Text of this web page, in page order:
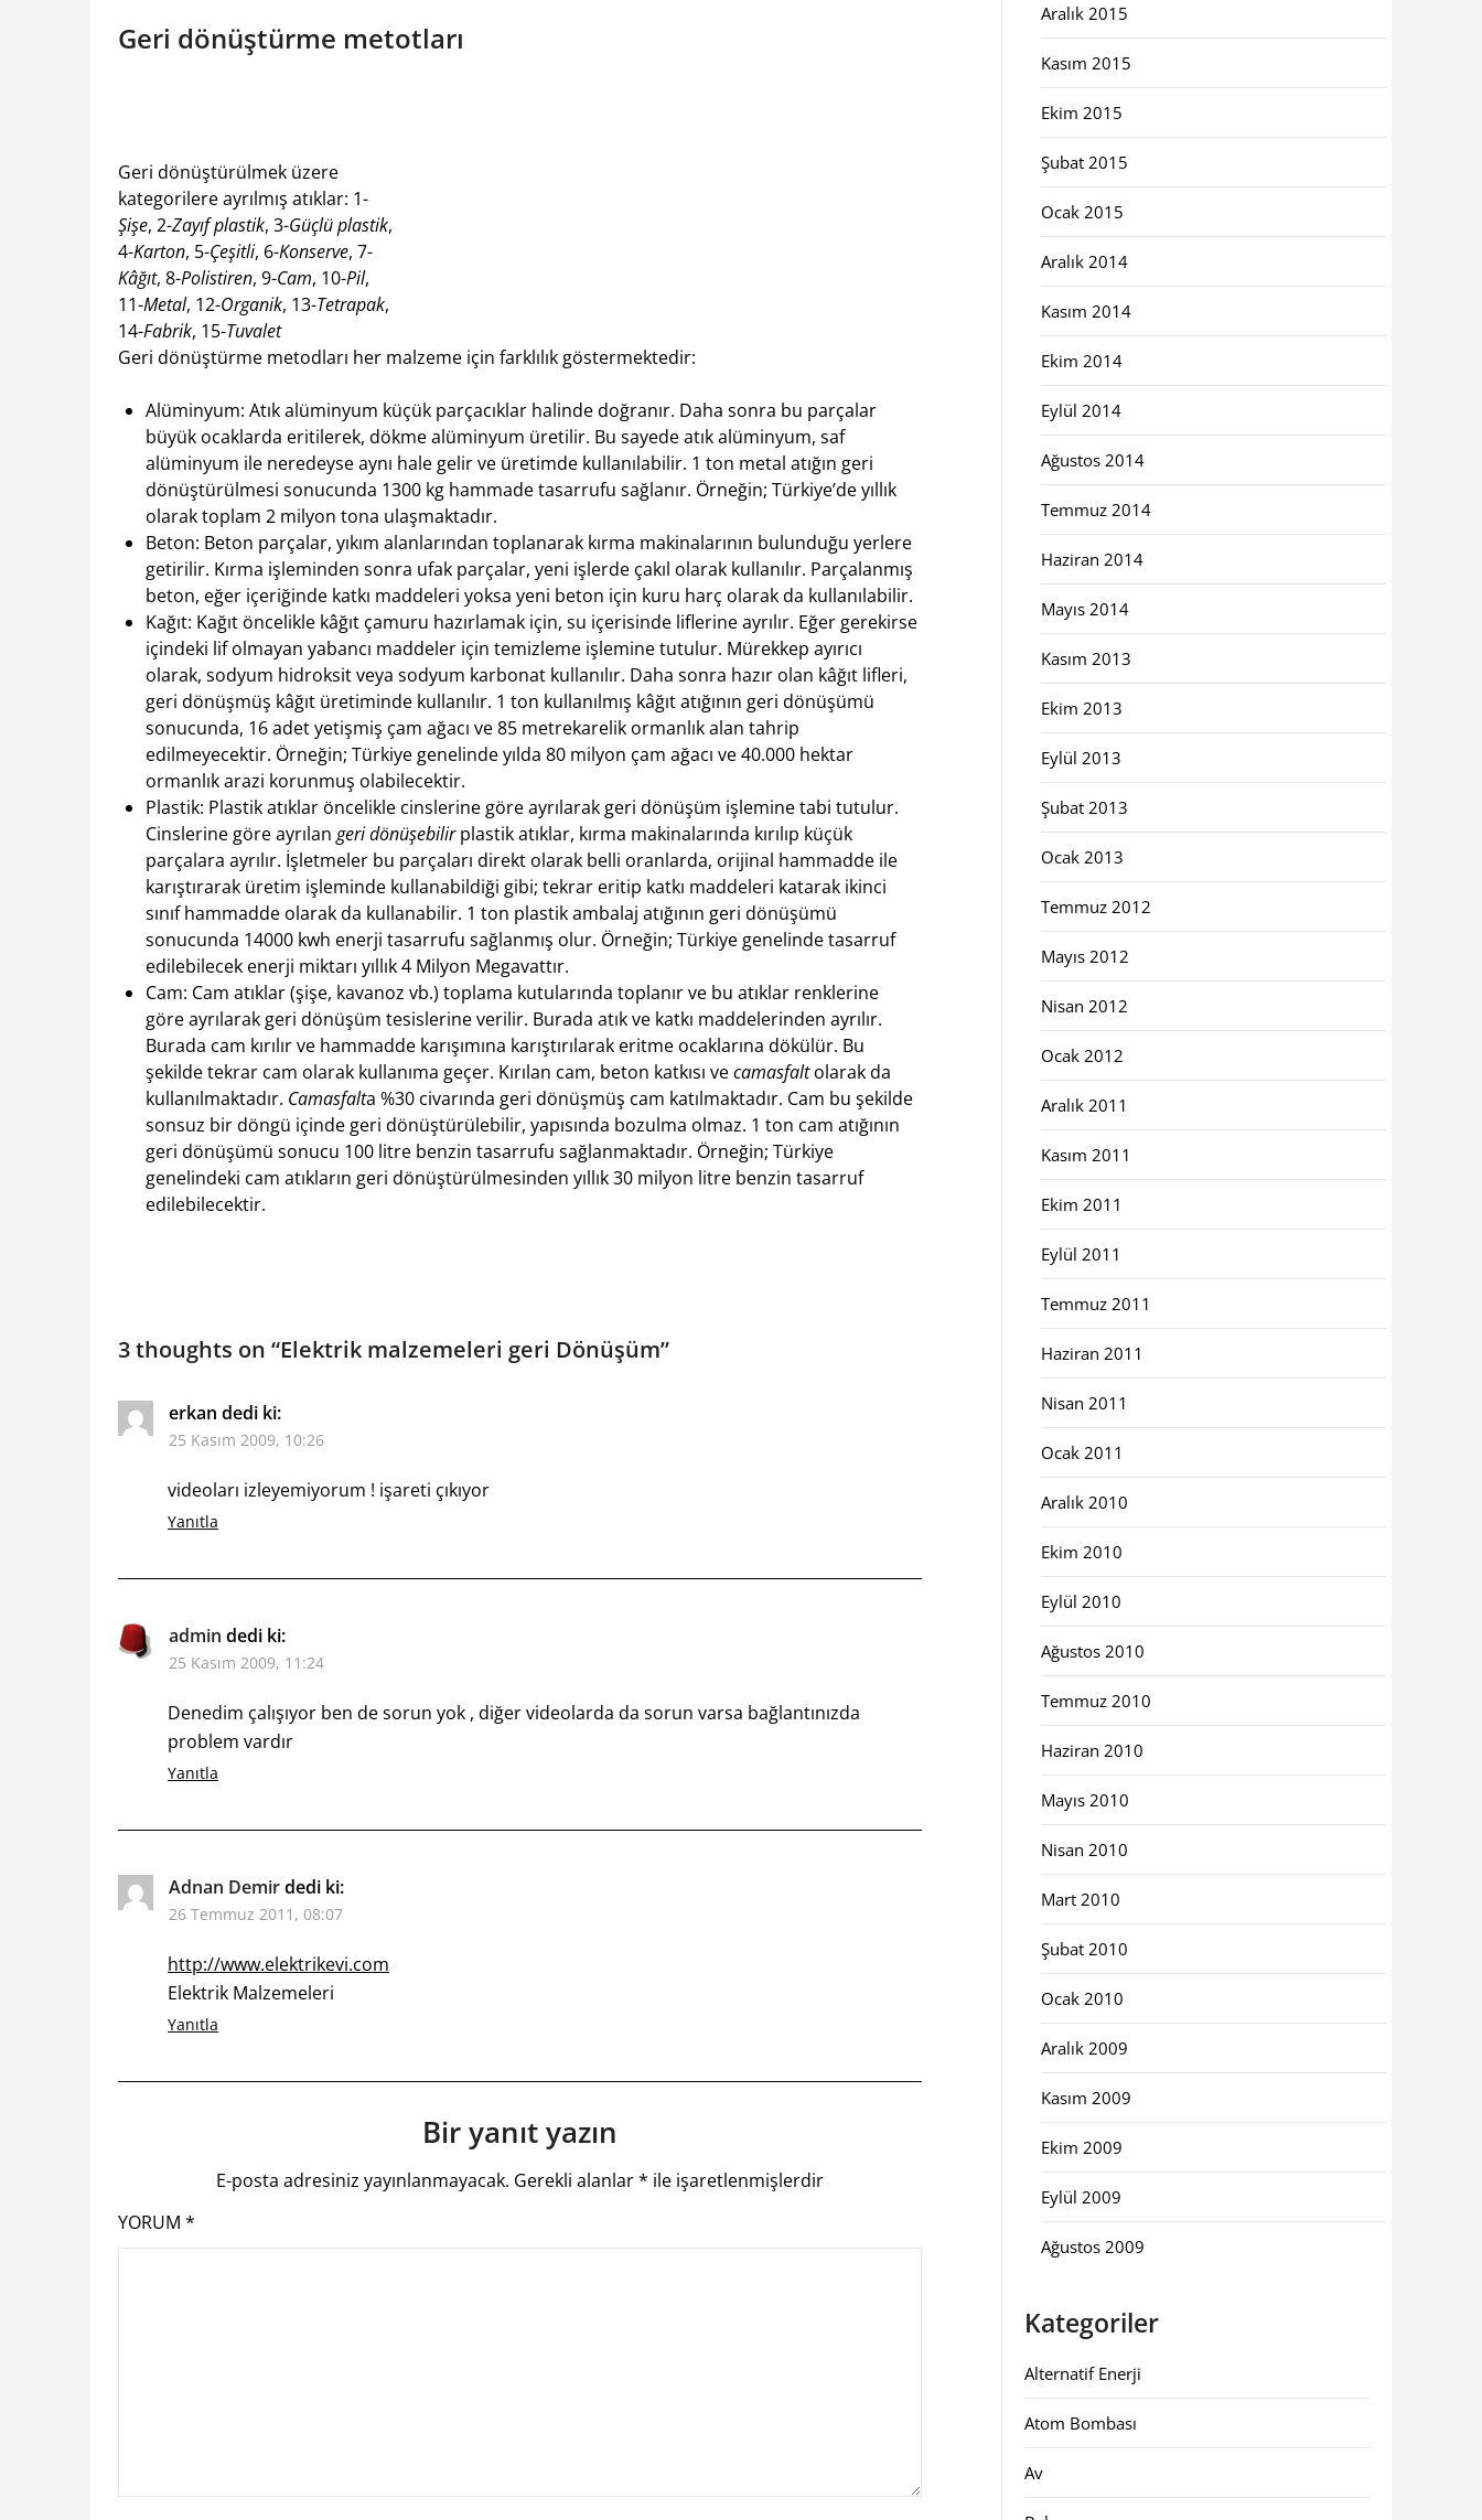
Geri dönüştürme metotları
Geri dönüştürülmek üzere
kategorilere ayrılmış atıklar: 1-
Şişe, 2-Zayıf plastik, 3-Güçlü plastik,
4-Karton, 5-Çeşitli, 6-Konserve, 7-
Kâğıt, 8-Polistiren, 9-Cam, 10-Pil,
11-Metal, 12-Organik, 13-Tetrapak,
14-Fabrik, 15-Tuvalet
Geri dönüştürme metodları her malzeme için farklılık göstermektedir:
Alüminyum: Atık alüminyum küçük parçacıklar halinde doğranır. Daha sonra bu parçalar
büyük ocaklarda eritilerek, dökme alüminyum üretilir. Bu sayede atık alüminyum, saf
alüminyum ile neredeyse aynı hale gelir ve üretimde kullanılabilir. 1 ton metal atığın geri
dönüştürülmesi sonucunda 1300 kg hammade tasarrufu sağlanır. Örneğin; Türkiye’de yıllık
olarak toplam 2 milyon tona ulaşmaktadır.
Beton: Beton parçalar, yıkım alanlarından toplanarak kırma makinalarının bulunduğu yerlere
getirilir. Kırma işleminden sonra ufak parçalar, yeni işlerde çakıl olarak kullanılır. Parçalanmış
beton, eğer içeriğinde katkı maddeleri yoksa yeni beton için kuru harç olarak da kullanılabilir.
Kağıt: Kağıt öncelikle kâğıt çamuru hazırlamak için, su içerisinde liflerine ayrılır. Eğer gerekirse
içindeki lif olmayan yabancı maddeler için temizleme işlemine tutulur. Mürekkep ayırıcı
olarak, sodyum hidroksit veya sodyum karbonat kullanılır. Daha sonra hazır olan kâğıt lifleri,
geri dönüşmüş kâğıt üretiminde kullanılır. 1 ton kullanılmış kâğıt atığının geri dönüşümü
sonucunda, 16 adet yetişmiş çam ağacı ve 85 metrekarelik ormanlık alan tahrip
edilmeyecektir. Örneğin; Türkiye genelinde yılda 80 milyon çam ağacı ve 40.000 hektar
ormanlık arazi korunmuş olabilecektir.
Plastik: Plastik atıklar öncelikle cinslerine göre ayrılarak geri dönüşüm işlemine tabi tutulur.
Cinslerine göre ayrılan geri dönüşebilirplastik atıklar, kırma makinalarında kırılıp küçük
parçalara ayrılır. İşletmeler bu parçaları direkt olarak belli oranlarda, orijinal hammadde ile
karıştırarak üretim işleminde kullanabildiği gibi; tekrar eritip katkı maddeleri katarak ikinci
sınıf hammadde olarak da kullanabilir. 1 ton plastik ambalaj atığının geri dönüşümü
sonucunda 14000 kwh enerji tasarrufu sağlanmış olur. Örneğin; Türkiye genelinde tasarruf
edilebilecek enerji miktarı yıllık 4 Milyon Megavattır.
Cam: Cam atıklar (şişe, kavanoz vb.) toplama kutularında toplanır ve bu atıklar renklerine
göre ayrılarak geri dönüşüm tesislerine verilir. Burada atık ve katkı maddelerinden ayrılır.
Burada cam kırılır ve hammadde karışımına karıştırılarak eritme ocaklarına dökülür. Bu
şekilde tekrar cam olarak kullanıma geçer. Kırılan cam, beton katkısı vecamasfaltolarak da
kullanılmaktadır. Camasfalta %30 civarında geri dönüşmüş cam katılmaktadır. Cam bu şekilde
sonsuz bir döngü içinde geri dönüştürülebilir, yapısında bozulma olmaz. 1 ton cam atığının
geri dönüşümü sonucu 100 litre benzin tasarrufu sağlanmaktadır. Örneğin; Türkiye
genelindeki cam atıkların geri dönüştürülmesinden yıllık 30 milyon litre benzin tasarruf
edilebilecektir.
3 thoughts on “Elektrik malzemeleri geri Dönüşüm”
erkan dedi ki:
25 Kasım 2009, 10:26
videoları izleyemiyorum ! işareti çıkıyor
Yanıtla
admin dedi ki:
25 Kasım 2009, 11:24
Denedim çalışıyor ben de sorun yok , diğer videolarda da sorun varsa bağlantınızda
problem vardır
Yanıtla
Adnan Demirdedi ki:
26 Temmuz 2011, 08:07
http://www.elektrikevi.com
Elektrik Malzemeleri
Yanıtla
Bir yanıt yazın
E-posta adresiniz yayınlanmayacak. Gerekli alanlar* ile işaretlenmişlerdir
YORUM *
Aralık 2015
Kasım 2015
Ekim 2015
Şubat 2015
Ocak 2015
Aralık 2014
Kasım 2014
Ekim 2014
Eylül 2014
Ağustos 2014
Temmuz 2014
Haziran 2014
Mayıs 2014
Kasım 2013
Ekim 2013
Eylül 2013
Şubat 2013
Ocak 2013
Temmuz 2012
Mayıs 2012
Nisan 2012
Ocak 2012
Aralık 2011
Kasım 2011
Ekim 2011
Eylül 2011
Temmuz 2011
Haziran 2011
Nisan 2011
Ocak 2011
Aralık 2010
Ekim 2010
Eylül 2010
Ağustos 2010
Temmuz 2010
Haziran 2010
Mayıs 2010
Nisan 2010
Mart 2010
Şubat 2010
Ocak 2010
Aralık 2009
Kasım 2009
Ekim 2009
Eylül 2009
Ağustos 2009
Kategoriler
Alternatif Enerji
Atom Bombası
Av